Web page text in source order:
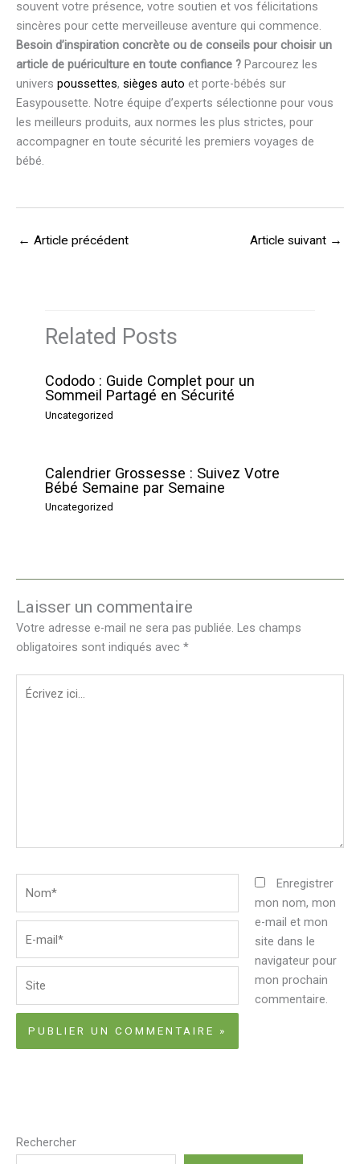
souvent votre présence, votre soutien et vos félicitations
sincères pour cette merveilleuse aventure qui commence.
Besoin d’inspiration concrète ou de conseils pour choisir un
article de puériculture en toute confiance ? Parcourez les
univers poussettes, sièges auto et porte-bébés sur
Easypousette. Notre équipe d’experts sélectionne pour vous
les meilleurs produits, aux normes les plus strictes, pour
accompagner en toute sécurité les premiers voyages de
bébé.
← Article précédent Article suivant →
Related Posts
Cododo : Guide Complet pour un
Sommeil Partagé en Sécurité
Uncategorized
Calendrier Grossesse : Suivez Votre
Bébé Semaine par Semaine
Uncategorized
Laisser un commentaire
Votre adresse e-mail ne sera pas publiée. Les champs
obligatoires sont indiqués avec *
Écrivez
ici…
mail*
Enregistrer
mon nom, mon
e-mail et mon
site dans le
navigateur pour
mon prochain
commentaire.
Rechercher